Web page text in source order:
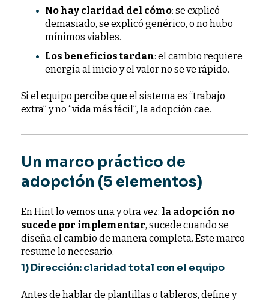
No hay claridad del cómo: se explicó
demasiado, se explicó genérico, o no hubo
mínimos viables.
Los beneficios tardan: el cambio requiere
energía al inicio y el valor no se ve rápido.
Si el equipo percibe que el sistema es “trabajo
extra” y no “vida más fácil”, la adopción cae.
Un marco práctico de
adopción (5 elementos)
En Hint lo vemos una y otra vez: la adopción no
sucede por implementar, sucede cuando se
diseña el cambio de manera completa. Este marco
resume lo necesario.
1) Dirección: claridad total con el equipo
Antes de hablar de plantillas o tableros, define y